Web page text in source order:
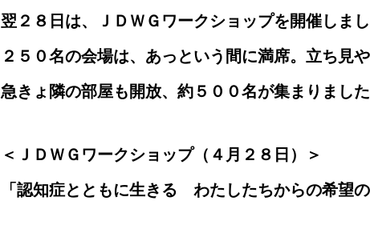
翌２８日は、ＪＤＷＧワークショップを開催しまし
２５０名の会場は、あっという間に満席。立ち見
急きょ隣の部屋も開放、約５００名が集まりました
＜ＪＤＷＧワークショップ（４月２８日）＞
「認知症とともに生きる わたしたちからの希望の